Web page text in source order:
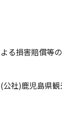
る損害賠償等
社)鹿児島県